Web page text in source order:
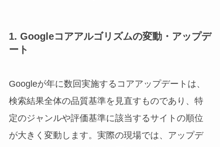
1. Googleコアアルゴリズムの変動・アップデ
ート
Googleが年に数回実施するコアアップデートは、
検索結果全体の品質基準を見直すものであり、特
定のジャンルや評価基準に該当するサイトの順位
が大きく変動します。実際の現場では、アップデ